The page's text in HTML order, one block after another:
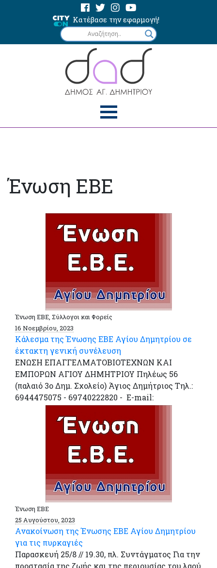
Κατέβασε την εφαρμογή!
Ένωση ΕΒΕ
Ένωση ΕΒΕ, Σύλλογοι και Φορείς
16 Νοεμβρίου, 2023
Κάλεσμα της Ένωσης ΕΒΕ Αγίου Δημητρίου σε
έκτακτη γενική συνέλευση
ΕΝΩΣΗ ΕΠΑΓΓΕΛΜΑΤΟΒΙΟΤΕΧΝΩΝ ΚΑΙ
ΕΜΠΟΡΩΝ ΑΓΙΟΥ ΔΗΜΗΤΡΙΟΥ Πηλέως 56
(παλαιό 3ο Δημ. Σχολείο) Άγιος Δημήτριος Τηλ.:
6944475075 - 69740222820 - E-mail:
Ένωση ΕΒΕ
25 Αυγούστου, 2023
Ανακοίνωση της Ένωσης ΕΒΕ Αγίου Δημητρίου
για τις πυρκαγιές
Παρασκευή 25/8 // 19.30, πλ. Συντάγματος Για την
προστασία της ζωής και της περιουσίας του λαού